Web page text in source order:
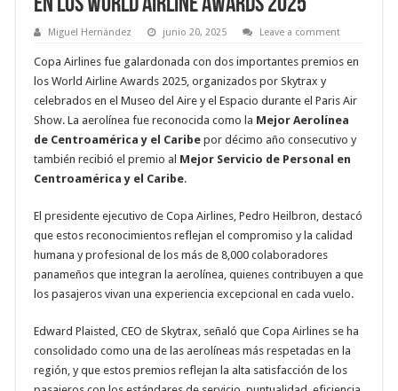
en los World Airline Awards 2025
Miguel Hernández junio 20, 2025 Leave a comment
Copa Airlines fue galardonada con dos importantes premios en
los World Airline Awards 2025, organizados por Skytrax y
celebrados en el Museo del Aire y el Espacio durante el Paris Air
Show. La aerolínea fue reconocida como la Mejor Aerolínea
de Centroamérica y el Caribe por décimo año consecutivo y
también recibió el premio al Mejor Servicio de Personal en
Centroamérica y el Caribe.
El presidente ejecutivo de Copa Airlines, Pedro Heilbron, destacó
que estos reconocimientos reflejan el compromiso y la calidad
humana y profesional de los más de 8,000 colaboradores
panameños que integran la aerolínea, quienes contribuyen a que
los pasajeros vivan una experiencia excepcional en cada vuelo.
Edward Plaisted, CEO de Skytrax, señaló que Copa Airlines se ha
consolidado como una de las aerolíneas más respetadas en la
región, y que estos premios reflejan la alta satisfacción de los